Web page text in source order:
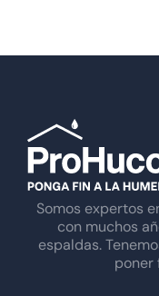
Somos expertos
con muchos
espaldas.
poner